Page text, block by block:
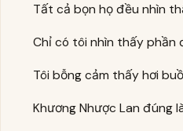
Tất cả bọn họ đều nhìn
Chỉ có tôi nhìn thấy phần
Tôi bỗng cảm thấy hơi
Khương Nhược Lan đúng